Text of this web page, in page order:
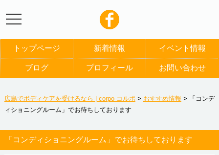
トップページ 新着情報 イベント情報
ブログ プロフィール お問い合わせ
広島でボディケアを受けるなら | corpo コルポ > おすすめ情報 >
「コンデ
ィショニングルーム」でお待ちしております
「コンディショニングルーム」でお待ちしております